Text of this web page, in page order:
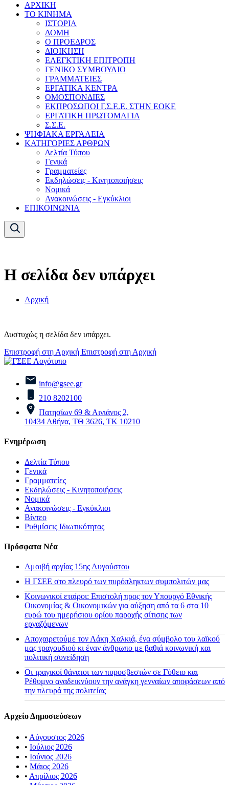
ΑΡΧΙΚΗ
ΤΟ ΚΙΝΗΜΑ
ΙΣΤΟΡΙΑ
ΔΟΜΗ
Ο ΠΡΟΕΔΡΟΣ
ΔΙΟΙΚΗΣΗ
ΕΛΕΓΚΤΙΚΗ ΕΠΙΤΡΟΠΗ
ΓΕΝΙΚΟ ΣΥΜΒΟΥΛΙΟ
ΓΡΑΜΜΑΤΕΙΕΣ
ΕΡΓΑΤΙΚΑ ΚΕΝΤΡΑ
ΟΜΟΣΠΟΝΔΙΕΣ
ΕΚΠΡΟΣΩΠΟΙ Γ.Σ.Ε.Ε. ΣΤΗΝ ΕΟΚΕ
ΕΡΓΑΤΙΚΗ ΠΡΩΤΟΜΑΓΙΑ
Σ.Σ.Ε.
ΨΗΦΙΑΚΑ ΕΡΓΑΛΕΙΑ
ΚΑΤΗΓΟΡΙΕΣ ΑΡΘΡΩΝ
Δελτία Τύπου
Γενικά
Γραμματείες
Εκδηλώσεις - Κινητοποιήσεις
Νομικά
Ανακοινώσεις - Εγκύκλιοι
ΕΠΙΚΟΙΝΩΝΙΑ
Η σελίδα δεν υπάρχει
Αρχική
Δυστυχώς η σελίδα δεν υπάρχει.
Επιστροφή στη Αρχική Επιστροφή στη Αρχική
info@gsee.gr
210 8202100
Πατησίων 69 & Αινιάνος 2,
10434 Αθήνα, ΤΘ 3626, ΤΚ 10210
Ενημέρωση
Δελτία Τύπου
Γενικά
Γραμματείες
Εκδηλώσεις - Κινητοποιήσεις
Νομικά
Ανακοινώσεις - Εγκύκλιοι
Βίντεο
Ρυθμίσεις Ιδιωτικότητας
Πρόσφατα Νέα
Αμοιβή αργίας 15ης Αυγούστου
H ΓΣΕΕ στο πλευρό των πυρόπληκτων συμπολιτών μας
Κοινωνικοί εταίροι: Επιστολή προς τον Υπουργό Εθνικής
Οικονομίας & Οικονομικών για αύξηση από τα 6 στα 10
ευρώ του ημερήσιου ορίου παροχής σίτισης των
εργαζόμενων
Αποχαιρετούμε τον Λάκη Χαλκιά, ένα σύμβολο του λαϊκού
μας τραγουδιού κι έναν άνθρωπο με βαθιά κοινωνική και
πολιτική συνείδηση
Οι τραγικοί θάνατοι των πυροσβεστών σε Γύθειο και
Ρέθυμνο αναδεικνύουν την ανάγκη γενναίων αποφάσεων από
την πλευρά της πολιτείας
Αρχείο Δημοσιεύσεων
• Αύγουστος 2026
• Ιούλιος 2026
• Ιούνιος 2026
• Μάιος 2026
• Απρίλιος 2026